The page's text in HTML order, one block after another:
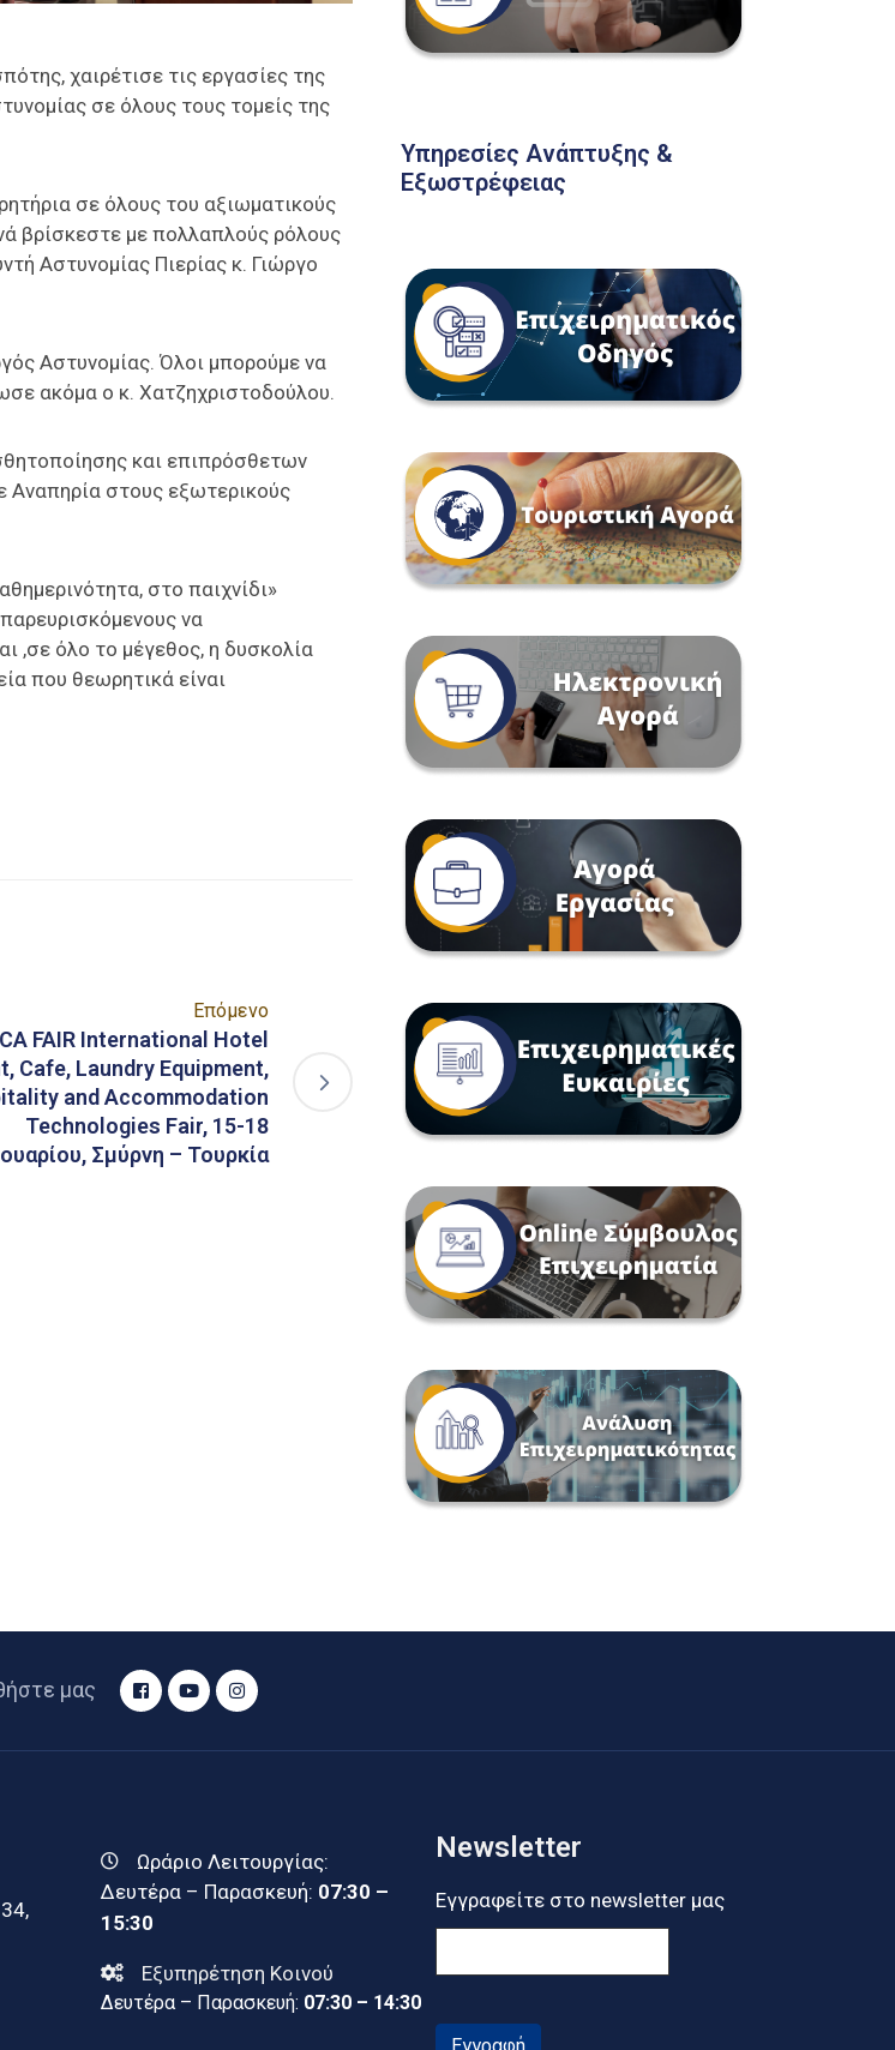
χαιρέτισε τις εργασίες της
σε όλους τους τομείς της
σε όλους του αξιωματικούς
βρίσκεστε με πολλαπλούς ρόλους
Αστυνομίας Πιερίας κ. Γιώργο
Αστυνομίας. Όλοι μπορούμε να
ακόμα ο κ. Χατζηχριστοδούλου.
και επιπρόσθετων
Αναπηρία στους εξωτερικούς
στο παιχνίδι»
να
,σε όλο το μέγεθος, η δυσκολία
που θεωρητικά είναι
Επόμενο
FAIR International Hotel
Cafe, Laundry Equipment,
and Accommodation
Technologies Fair, 15-18
Σμύρνη – Τουρκία
Υπηρεσίες Ανάπτυξης &
Εξωστρέφειας
μας
Ωράριο Λειτουργίας:
Δευτέρα – Παρασκευή: 07:30 –
15:30
Εξυπηρέτηση Κοινού
Δευτέρα – Παρασκευή: 07:30 – 14:30
Newsletter
Εγγραφείτε στο newsletter μας